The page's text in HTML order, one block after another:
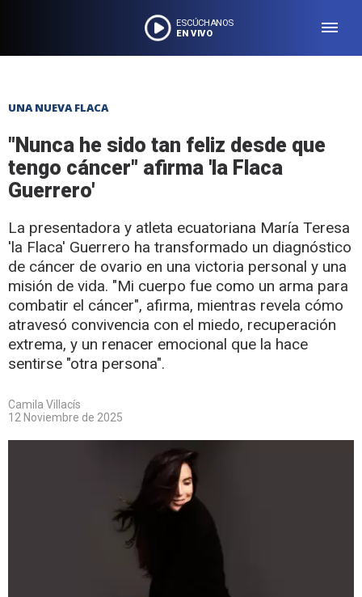
ESCÚCHANOS
EN VIVO
UNA NUEVA FLACA
"Nunca he sido tan feliz desde que
tengo cáncer" afirma 'la Flaca
Guerrero'
La presentadora y atleta ecuatoriana María Teresa
'la Flaca' Guerrero ha transformado un diagnóstico
de cáncer de ovario en una victoria personal y una
misión de vida. "Mi cuerpo fue como un arma para
combatir el cáncer", afirma, mientras revela cómo
atravesó convivencia con el miedo, recuperación
extrema, y un renacer emocional que la hace
sentirse "otra persona".
Camila Villacís
12 Noviembre de 2025